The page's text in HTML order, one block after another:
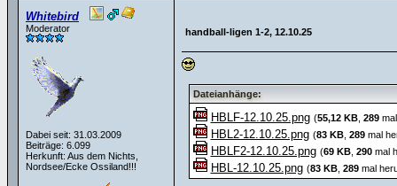
Whitebird
Moderator
Dabei seit: 31.03.2009
Beiträge: 6.099
Herkunft: Aus dem Nichts,
Nordsee/Ecke Ossiland!!!
handball-ligen 1-2, 12.10.25
Dateianhänge:
HBLF-12.10.25.png (55,12 KB, 289mal
HBL2-12.10.25.png (83 KB, 289mal
HBLF2-12.10.25.png (69 KB, 290mal
HBL-12.10.25.png (83 KB, 289mal